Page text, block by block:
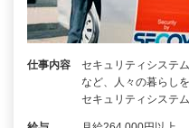
仕事内容
セキュリティシステ
など、人々の暮らし
セキュリティシステ